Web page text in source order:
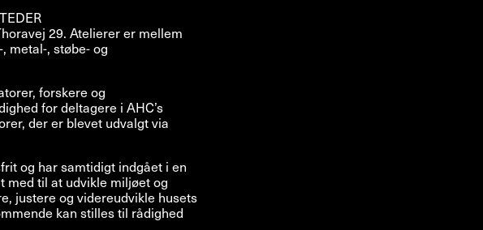
29. Atelierer er mellem
metal-, støbe- og
forskere og
for deltagere i AHC’s
der er blevet udvalgt via
og har samtidigt indgået i en
til at udvikle miljøet og
justere og videreudvikle husets
kan stilles til rådighed